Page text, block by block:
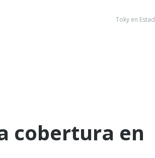
Toky en
cobertura en